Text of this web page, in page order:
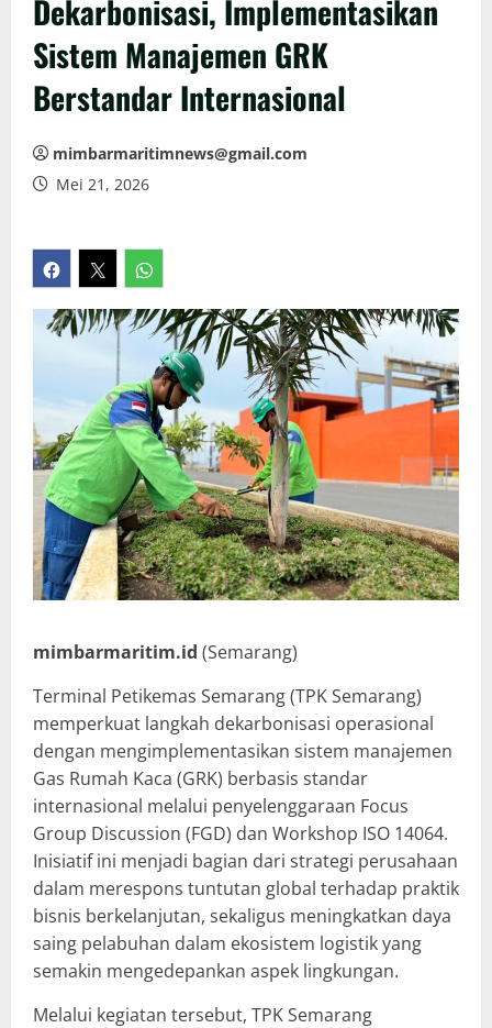
Dekarbonisasi, Implementasikan
Sistem Manajemen GRK
Berstandar Internasional
mimbarmaritimnews@gmail.com
Mei 21, 2026
mimbarmaritim.id (Semarang)
Terminal Petikemas Semarang (TPK Semarang)
memperkuat langkah dekarbonisasi operasional
dengan mengimplementasikan sistem manajemen
Gas Rumah Kaca (GRK) berbasis standar
internasional melalui penyelenggaraan Focus
Group Discussion (FGD) dan Workshop ISO 14064.
Inisiatif ini menjadi bagian dari strategi perusahaan
dalam merespons tuntutan global terhadap praktik
bisnis berkelanjutan, sekaligus meningkatkan daya
saing pelabuhan dalam ekosistem logistik yang
semakin mengedepankan aspek lingkungan.
Melalui kegiatan tersebut, TPK Semarang